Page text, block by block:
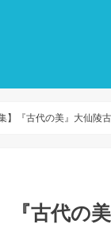
】『古代の美』大仙陵
『古代の